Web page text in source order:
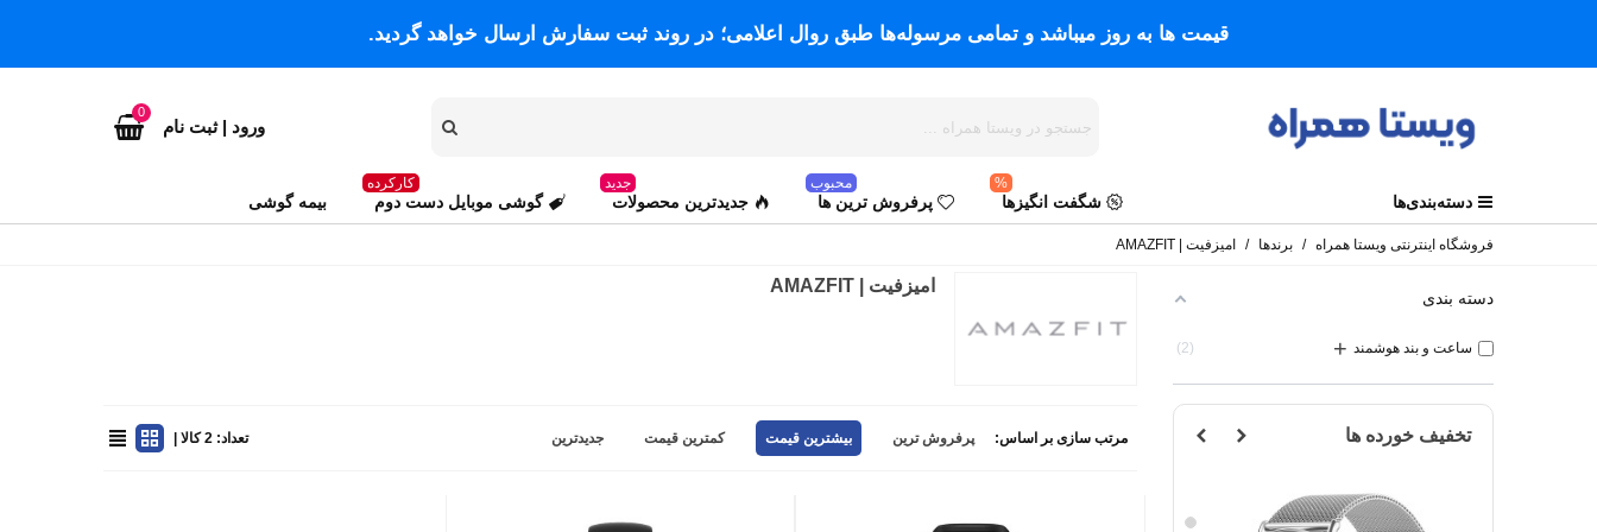
قیمت ها به روز میباشد و تمامی مرسوله‌ها طبق روال اعلامی؛ در روند ثبت سفارش ارسال خواهد گردید.
ورود | ثبت نام
0
دسته‌بندی‌ها شگفت انگیزها
%
پرفروش ترین ها
محبوب
جدیدترین محصولات
جدید
گوشی موبایل دست دوم
کارکرده
بیمه گوشی
فروشگاه اینترنتی ویستا همراه / برندها / امیزفیت | AMAZFIT
دسته بندی
ساعت و بند هوشمند +
2
تخفیف خورده ها
نقره مشکی
امیزفیت | AMAZFIT
مرتب سازی بر اساس: پرفروش ترین بیشترین قیمت کمترین قیمت جدیدترین تعداد: 2 کالا |